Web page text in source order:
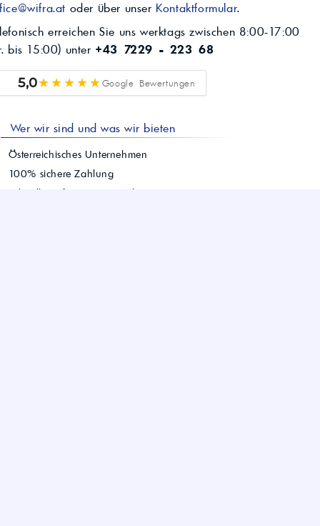
oder über unser Kontaktformular.
erreichen Sie uns werktags zwischen 8:00-17:00
bis 15:00) unter +43 7229 - 223 68
5,0★★★★★Google Bewertungen
Wer wir sind und was wir bieten
Österreichisches Unternehmen
100% sichere Zahlung
Schnelle Lieferung österreichweit